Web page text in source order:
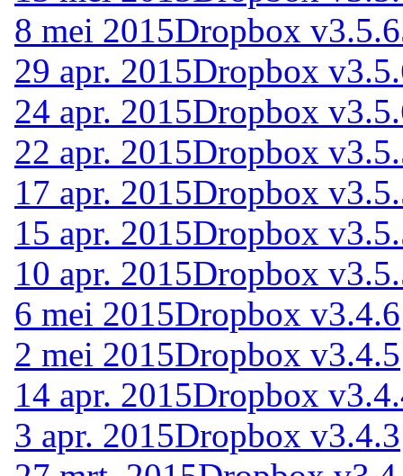
8 mei 2015Dropbox
29 apr. 2015Dropbox
24 apr. 2015Dropbox
22 apr. 2015Dropbox
17 apr. 2015Dropbox
15 apr. 2015Dropbox
10 apr. 2015Dropbox
6 mei 2015Dropbox v3.4.6
2 mei 2015Dropbox v3.4.5
14 apr. 2015Dropbox
3 apr. 2015Dropbox v3.4.3